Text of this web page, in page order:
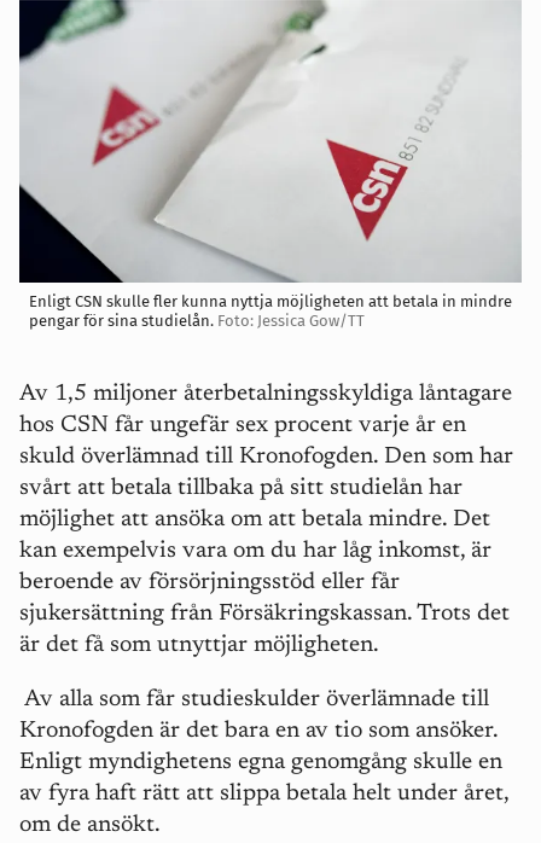
Enligt CSN skulle fler kunna nyttja möjligheten att betala in mindre
pengar för sina studielån. Foto: Jessica Gow/TT
Av 1,5 miljoner återbetalningsskyldiga låntagare
hos CSN får ungefär sex procent varje år en
skuld överlämnad till Kronofogden. Den som har
svårt att betala tillbaka på sitt studielån har
möjlighet att ansöka om att betala mindre. Det
kan exempelvis vara om du har låg inkomst, är
beroende av försörjningsstöd eller får
sjukersättning från Försäkringskassan. Trots det
är det få som utnyttjar möjligheten.
Av alla som får studieskulder överlämnade till
Kronofogden är det bara en av tio som ansöker.
Enligt myndighetens egna genomgång skulle en
av fyra haft rätt att slippa betala helt under året,
om de ansökt.